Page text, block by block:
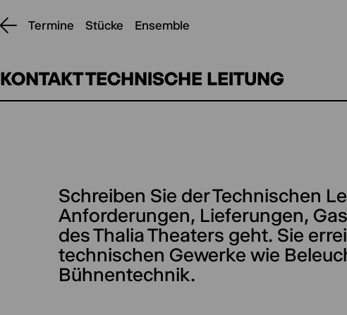
Termine Stücke Ensemble
KONTAKT TECHNISCHE LEITUNG
Schreiben Sie der Technischen
Anforderungen, Lieferungen,
des Thalia Theaters geht. Sie
technischen Gewerke wie
Bühnentechnik.
(optional)